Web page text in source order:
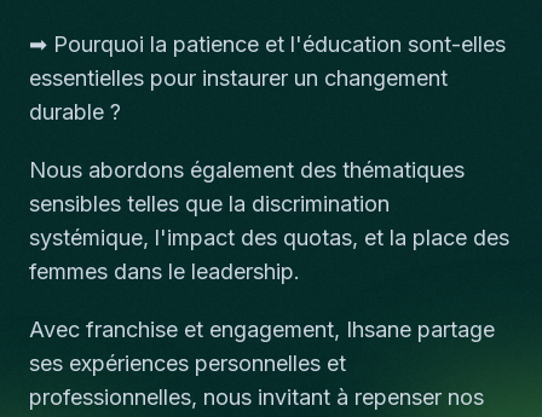
➡ Pourquoi la patience et l'éducation sont-elles
essentielles pour instaurer un changement
durable ?
Nous abordons également des thématiques
sensibles telles que la discrimination
systémique, l'impact des quotas, et la place des
femmes dans le leadership.
Avec franchise et engagement, Ihsane partage
ses expériences personnelles et
professionnelles, nous invitant à repenser nos